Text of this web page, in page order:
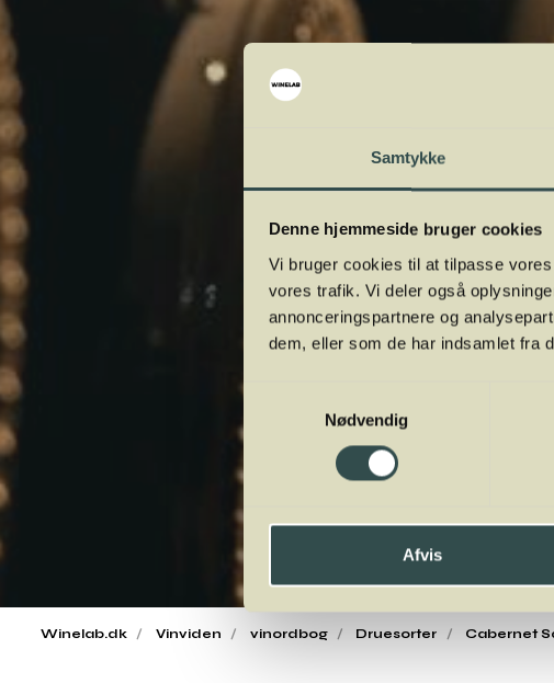
Samtykke
Denne hjemmeside bruger cookies
Vi bruger cookies til at tilpasse
vores trafik. Vi deler også
annonceringspartnere og
dem, eller som de har indsamlet fra
Samtykkevalg
Nødvendig
Afvis
Winelab.dk Vinviden vinordbog Druesorter Cabernet